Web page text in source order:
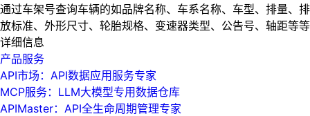
通过车架号查询车辆的如品牌名称、车系名称、车型、排量、排
放标准、外形尺寸、轮胎规格、变速器类型、公告号、轴距等等
详细信息
产品服务
API市场：API数据应用服务专家
MCP服务：LLM大模型专用数据仓库
APIMaster：API全生命周期管理专家